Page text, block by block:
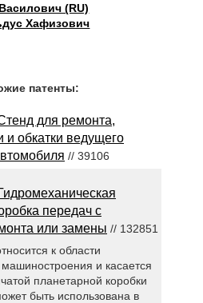
(RU)
Хафизович
патенты:
для ремонта,
и обкатки ведущего
// 39106
передач с
или замены // 132851
к области
машиностроения и касается
планетарной коробки
быть использована в